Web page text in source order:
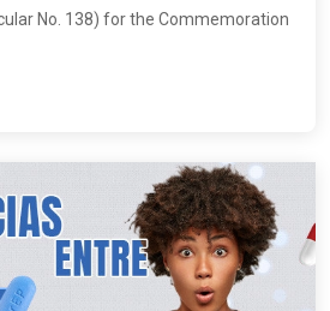
No. 138) for the Commemoration